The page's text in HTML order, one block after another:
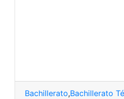
Bachillerato,Bachillerato